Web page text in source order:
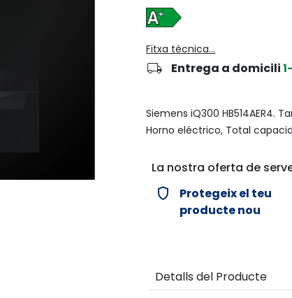
Fitxa tècnica...
local_shipping Entrega a domicili
Siemens iQ300 HB514AER4.
Horno eléctrico, Total
La nostra oferta de
verified_user
Protegeix el teu
producte nou
Detalls del Producte